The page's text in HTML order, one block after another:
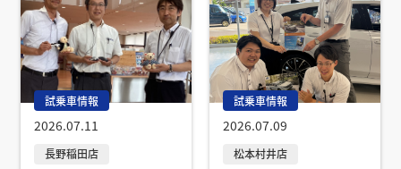
試乗車情報
2026.07.11
試乗車情報
2026.07.09